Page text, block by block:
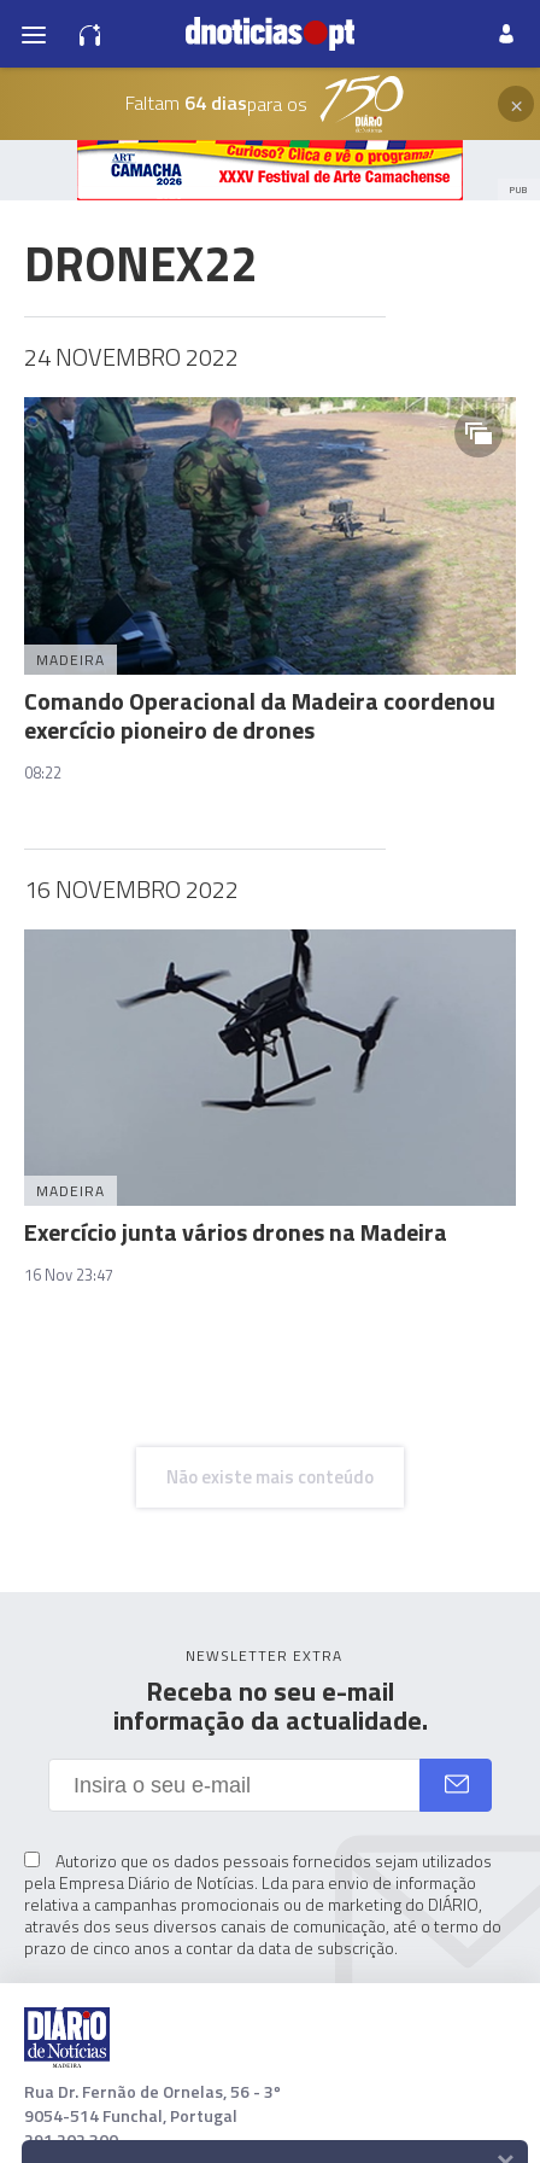
Faltam 64 diaspara os ×
PUB
DRONEX22
24 NOVEMBRO 2022
MADEIRA
Comando Operacional da Madeira coordenou
exercício pioneiro de drones
08:22
16 NOVEMBRO 2022
MADEIRA
Exercício junta vários drones na Madeira
16 Nov 23:47
Não existe mais conteúdo
NEWSLETTER EXTRA
Receba no seu e-mail
informação da actualidade.
Autorizo que os dados pessoais fornecidos sejam utilizados
pela Empresa Diário de Notícias. Lda para envio de informação
relativa a campanhas promocionais ou de marketing do DIÁRIO,
através dos seus diversos canais de comunicação, até o termo do
prazo de cinco anos a contar da data de subscrição.
Rua Dr. Fernão de Ornelas, 56 - 3º
9054-514 Funchal, Portugal
291 202 300